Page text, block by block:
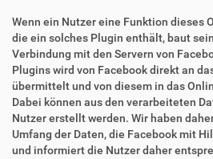
Wenn ein Nutzer eine Funktion dieses
die ein solches Plugin enthält, baut
Verbindung mit den Servern von
Plugins wird von Facebook direkt an
übermittelt und von diesem in das
Dabei können aus den verarbeiteten
Nutzer erstellt werden. Wir haben
Umfang der Daten, die Facebook mit
und informiert die Nutzer daher